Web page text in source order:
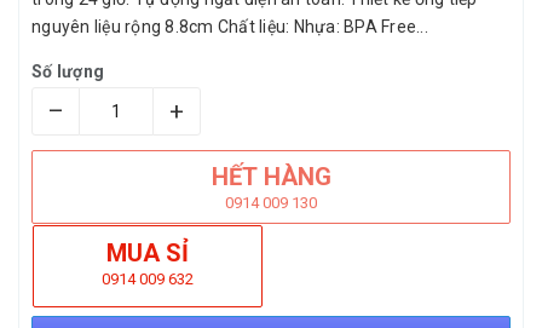
nguyên liệu rộng 8.8cm Chất liệu: Nhựa: BPA Free...
Số lượng
– +
HẾT HÀNG
0914 009 130
MUA SỈ
0914 009 632